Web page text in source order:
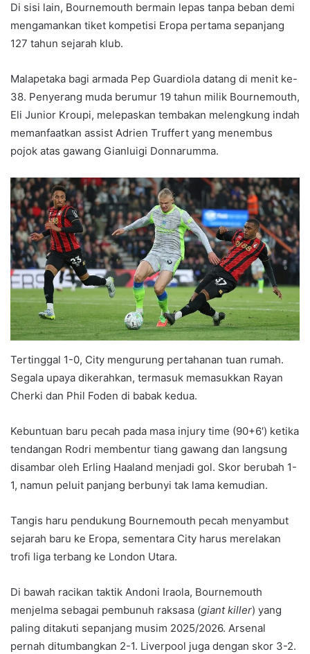
Di sisi lain, Bournemouth bermain lepas tanpa beban demi
mengamankan tiket kompetisi Eropa pertama sepanjang
127 tahun sejarah klub.
Malapetaka bagi armada Pep Guardiola datang di menit ke-
38. Penyerang muda berumur 19 tahun milik Bournemouth,
Eli Junior Kroupi, melepaskan tembakan melengkung indah
memanfaatkan assist Adrien Truffert yang menembus
pojok atas gawang Gianluigi Donnarumma.
Tertinggal 1-0, City mengurung pertahanan tuan rumah.
Segala upaya dikerahkan, termasuk memasukkan Rayan
Cherki dan Phil Foden di babak kedua.
Kebuntuan baru pecah pada masa injury time (90+6′) ketika
tendangan Rodri membentur tiang gawang dan langsung
disambar oleh Erling Haaland menjadi gol. Skor berubah 1-
1, namun peluit panjang berbunyi tak lama kemudian.
Tangis haru pendukung Bournemouth pecah menyambut
sejarah baru ke Eropa, sementara City harus merelakan
trofi liga terbang ke London Utara.
Di bawah racikan taktik Andoni Iraola, Bournemouth
menjelma sebagai pembunuh raksasa (giant killer) yang
paling ditakuti sepanjang musim 2025/2026. Arsenal
pernah ditumbangkan 2-1. Liverpool juga dengan skor 3-2.